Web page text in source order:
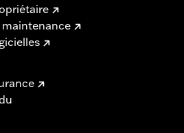
maintenance